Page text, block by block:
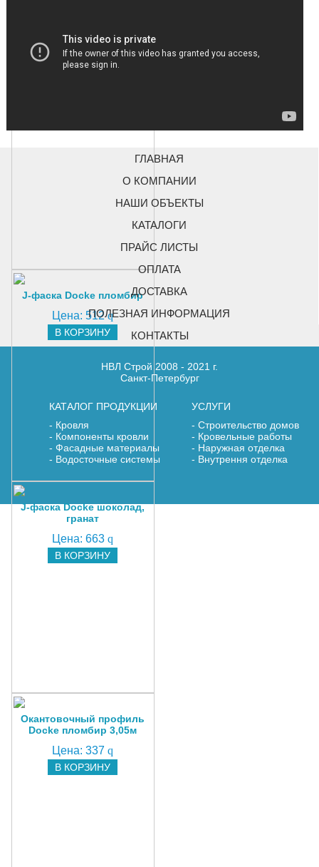
J-фаска Docke пломбир
Цена:512 q
В КОРЗИНУ
J-фаска Docke шоколад,
гранат
Цена:663 q
В КОРЗИНУ
Окантовочный профиль
Docke пломбир 3,05м
Цена:337 q
В КОРЗИНУ
ГЛАВНАЯ
О КОМПАНИИ
НАШИ ОБЪЕКТЫ
КАТАЛОГИ
ПРАЙС ЛИСТЫ
ОПЛАТА
ДОСТАВКА
ПОЛЕЗНАЯ ИНФОРМАЦИЯ
КОНТАКТЫ
НВЛ Строй 2008 - 2021 г.
Санкт-Петербург
КАТАЛОГ ПРОДУКЦИИ
Кровля
Компоненты кровли
Фасадные материалы
Водосточные системы
УСЛУГИ
Строительство домов
Кровельные работы
Наружная отделка
Внутрення отделка